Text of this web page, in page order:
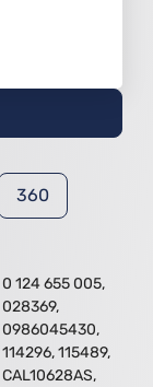
360
0 124 655 005,
028369,
0986045430,
114296, 115489,
CAL10628AS,